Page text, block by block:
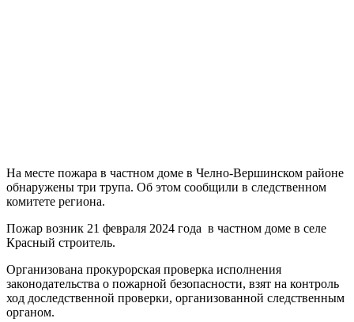
На месте пожара в частном доме в Челно-Вершинском районе
обнаружены три трупа. Об этом сообщили в следственном
комитете региона.
Пожар возник 21 февраля 2024 года в частном доме в селе
Красный строитель.
Организована прокурорская проверка исполнения
законодательства о пожарной безопасности, взят на контроль
ход доследственной проверки, организованной следственным
органом.